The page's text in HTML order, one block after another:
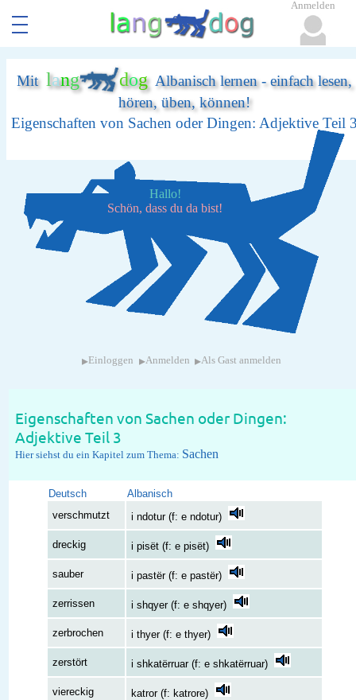
Mit lang dogAlbanisch lernen - einfach lesen,
hören, üben, können!
Eigenschaften von Sachen oder Dingen: Adjektive Teil
Hallo!
Schön, dass du da bist!
▸ Einloggen ▸Anmelden ▸Als Gast anmelden
Eigenschaften von Sachen oder Dingen:
Adjektive Teil 3
Hier siehst du ein Kapitel zum Thema: Sachen
Deutsch
Albanisch
verschmutzt
i ndotur (f: e ndotur)
dreckig i pisët (f: e pisët)
sauber i pastër (f: e pastër)
zerrissen i shqyer (f: e shqyer)
zerbrochen i thyer (f: e thyer)
zerstört i shkatërruar (f: e shkatërruar)
viereckig katror (f: katrore)
Anmelden